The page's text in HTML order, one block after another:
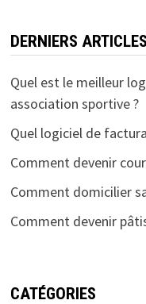
DERNIERS ARTICLES
Quel est le meilleur
association sportive ?
Quel logiciel de
Comment devenir
Comment domicilier
Comment devenir
CATÉGORIES